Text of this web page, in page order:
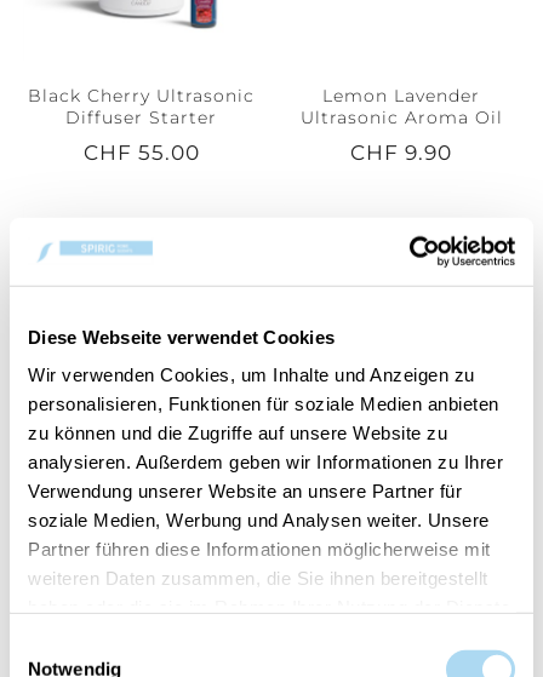
Diese Webseite verwendet Cookies
Wir verwenden Cookies, um Inhalte und Anzeigen zu
personalisieren, Funktionen für soziale Medien anbieten
zu können und die Zugriffe auf unsere Website zu
analysieren. Außerdem geben wir Informationen zu Ihrer
Verwendung unserer Website an unsere Partner für
soziale Medien, Werbung und Analysen weiter. Unsere
Partner führen diese Informationen möglicherweise mit
weiteren Daten zusammen, die Sie ihnen bereitgestellt
Notwendig
Black Cherry Ultrasonic
Diffuser Starter
CHF 55.00
Lemon Lavender
Ultrasonic Aroma Oil
CHF 9.90
Pink Sands Ultrasonic
Aroma Oil
CHF 9.90
Clean Cotton Ultrasonic
Aroma Oil
CHF 9.90